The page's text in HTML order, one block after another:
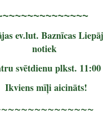
ev.lut. Baznīcas
notiek
svētdienu plkst. 11:00
Ikviens mīļi aicināts!